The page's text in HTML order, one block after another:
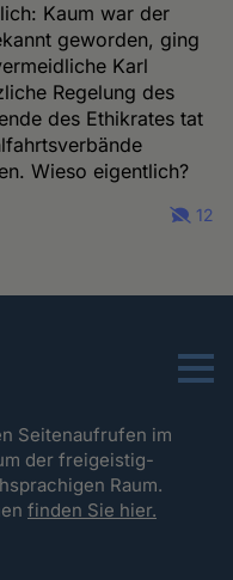
Kaum war der
geworden, ging
Karl
Regelung des
des Ethikrates tat
Wieso eigentlich?
12
Menu
Seitenaufrufen im
der freigeistig-
Raum.
finden Sie hier.